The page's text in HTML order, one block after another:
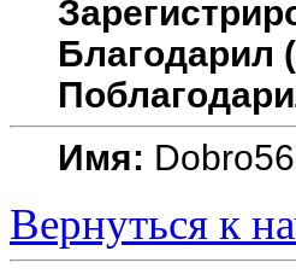
Благодарил
Имя: Dobro56
Вернуться к